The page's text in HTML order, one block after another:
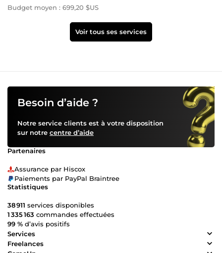
Budget moyen : 699,20 $US
Voir tous ses services
Besoin d’aide ?
Notre service clients est à votre disposition
sur notre centre d’aide
Partenaires
Assurance par Hiscox
Paiements par PayPal Braintree
Statistiques
38 911 services disponibles
1 335 163 commandes effectuées
99 % d’avis positifs
Services
Freelances